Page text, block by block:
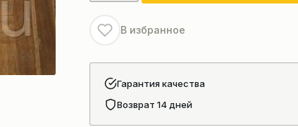
системы
охлаждения
двигателя
DONG
FENG
Shangchai(A765ZF-
В избранное
Гарантия качества
Возврат 14 дней